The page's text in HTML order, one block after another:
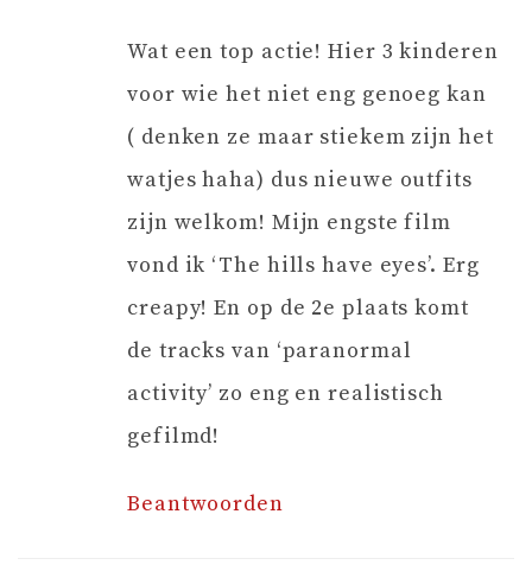
Wat een top actie! Hier 3 kinderen
voor wie het niet eng genoeg kan
( denken ze maar stiekem zijn het
watjes haha) dus nieuwe outfits
zijn welkom! Mijn engste film
vond ik ‘The hills have eyes’. Erg
creapy! En op de 2e plaats komt
de tracks van ‘paranormal
activity’ zo eng en realistisch
gefilmd!
Beantwoorden